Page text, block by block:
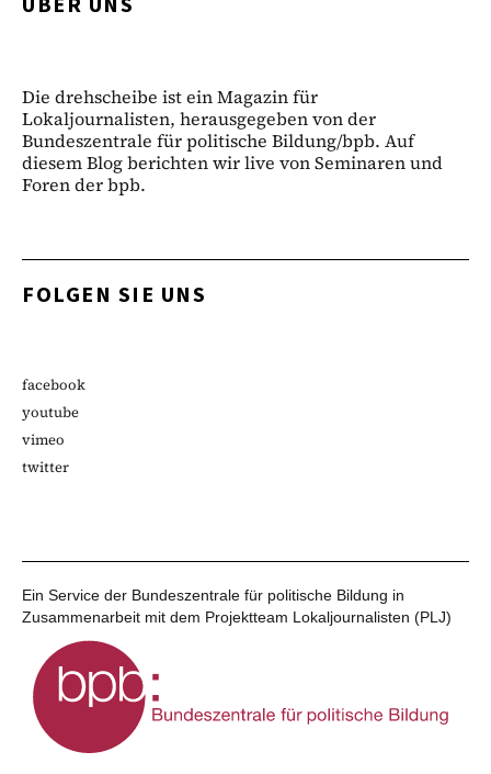
Die drehscheibe ist ein Magazin für
Lokaljournalisten, herausgegeben von der
Bundeszentrale für politische Bildung/bpb. Auf
diesem Blog berichten wir live von Seminaren und
Foren der bpb.
FOLGEN SIE UNS
facebook
youtube
vimeo
twitter
Ein Service der Bundeszentrale für politische Bildung in
Zusammenarbeit mit dem Projektteam Lokaljournalisten (PLJ)